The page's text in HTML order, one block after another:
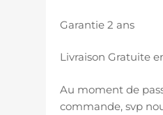
Garantie 2 ans
Livraison Gratuite
Au moment de
commande, svp